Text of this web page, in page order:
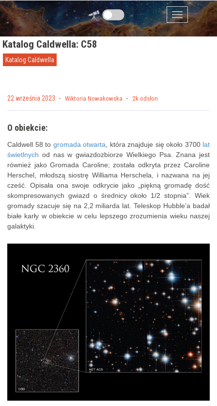
Przejdź do zawartości
Menu
Katalog Caldwella: C58
Katalog Caldwella
Posted on
22 września 2023 by Wiktoria Nowakowska 2k odsłon
O obiekcie:
Caldwell 58 to gromada otwarta , która znajduje się około 3700 lat
świetlnych od nas w gwiazdozbiorze Wielkiego Psa. Znana jest
również jako Gromada Caroline; została odkryta przez Caroline
Herschel, młodszą siostrę Williama Herschela, i nazwana na jej
cześć. Opisała ona swoje odkrycie jako „piękną gromadę dość
skompresowanych gwiazd o średnicy około 1/2 stopnia”. Wiek
gromady szacuje się na 2,2 miliarda lat. Teleskop Hubble’a badał
białe karły w obiekcie w celu lepszego zrozumienia wieku naszej
galaktyki.